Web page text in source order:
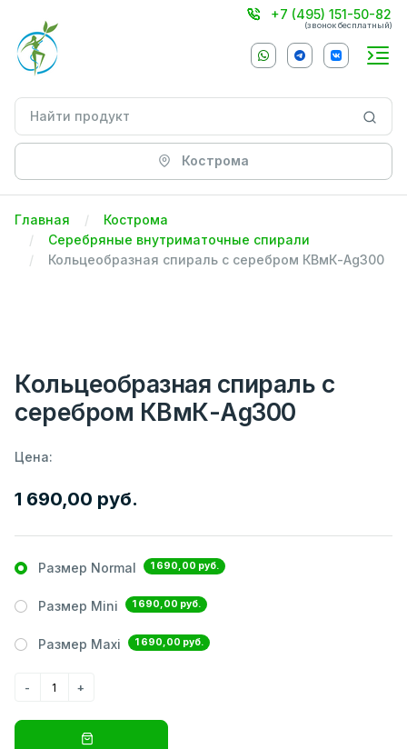
+7 (495) 151-50-82
(звонок бесплатный)
Кострома
Главная
Кострома
Серебряные внутриматочные спирали
Кольцеобразная спираль с серебром КВмК-Ag300
Кольцеобразная спираль с
серебром КВмК-Ag300
Цена:
1 690,00 руб.
Размер Normal 1 690,00 руб.
Размер Mini 1 690,00 руб.
Размер Maxi 1 690,00 руб.